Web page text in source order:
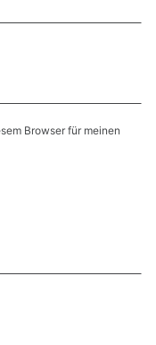
Browser für meinen